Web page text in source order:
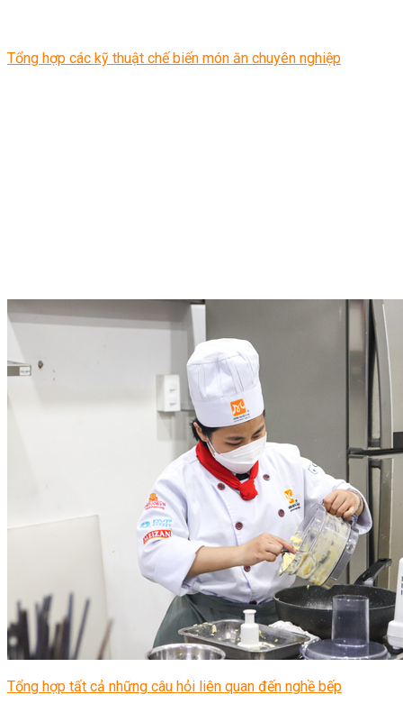
Tổng hợp các kỹ thuật chế biến món ăn chuyên nghiệp
Tổng hợp tất cả những câu hỏi liên quan đến nghề bếp